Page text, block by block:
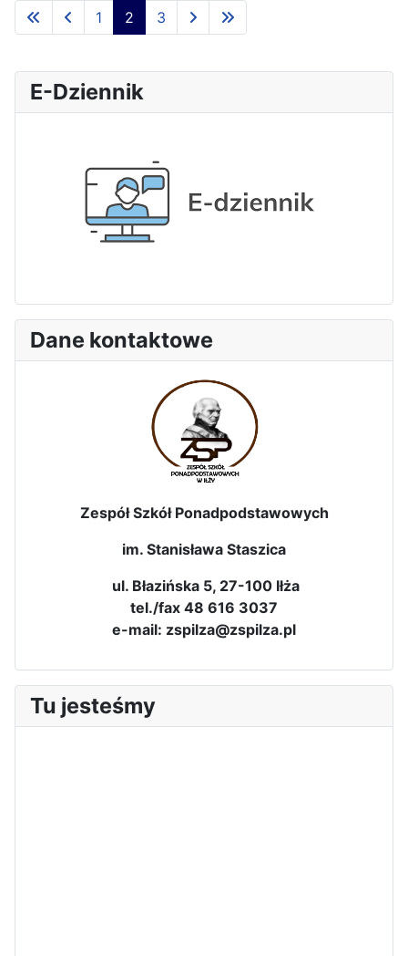
1 2 3
E-Dziennik
Dane kontaktowe
Zespół Szkół Ponadpodstawowych
im. Stanisława Staszica
ul. Błazińska 5, 27-100 Iłża
tel./fax 48 616 3037
e-mail: zspilza@zspilza.pl
Tu jesteśmy